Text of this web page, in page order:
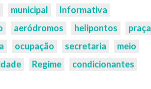
municipal
Informativa
aeródromos helipontos
praça
ocupação secretaria
meio
Regime condicionantes